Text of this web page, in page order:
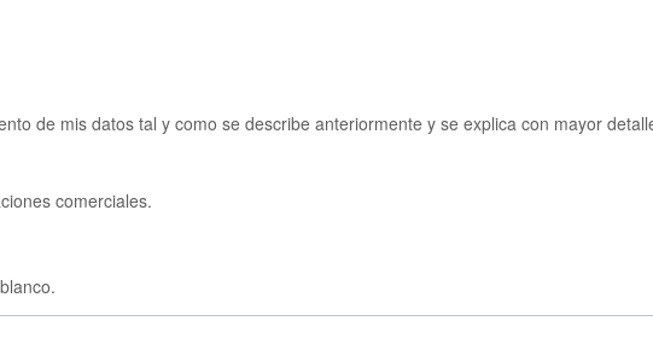
de mis datos tal y como se describe anteriormente y se explica con mayor
comerciales.